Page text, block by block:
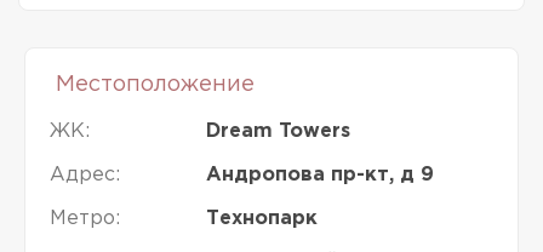
Местоположение
ЖК: Dream Towers
Адрес: Андропова пр-кт, д 9
Метро: Технопарк